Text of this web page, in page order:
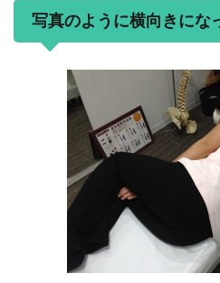
写真のように横向きにな